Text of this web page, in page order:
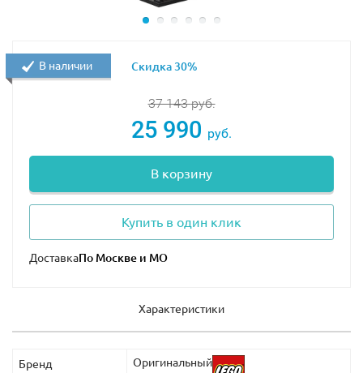
директоров и правнуком основателя компании,
заправить письмо в каретку Печатной машинки.
завершенным, придает ей ностальгических ноток.
Такая модель по праву достойна занять почетное
Размеры Печатной машинки составляют: 11х27х26 см
в высоту, ширину и глубину.
37 143руб.
25 990 руб.
В корзину
Купить в один клик
Доставка
В наличии Скидка 30%
Характеристики
Бренд
Оригинальный